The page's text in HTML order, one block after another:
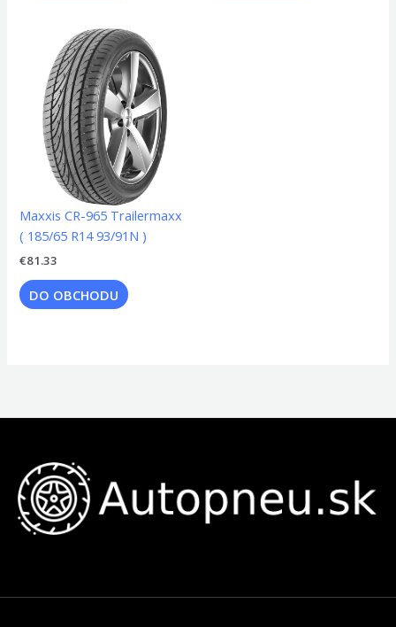
Maxxis CR-965 Trailermaxx
( 185/65 R14 93/91N )
€81.33
DO OBCHODU